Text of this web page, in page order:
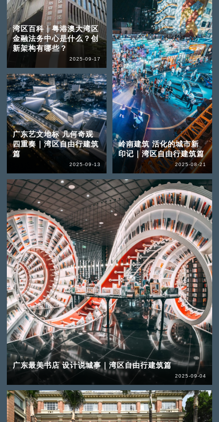
湾区百科｜粤港澳大湾区
金融法务中心是什么？创
新架构有哪些？
2025-09-17
广东艺文地标 几何奇观
四重奏｜湾区自由行建筑
篇
2025-09-13
广东最美书店 设计说城事｜湾区自由行建筑篇
2025-09-04
岭南建筑 活化的城市新
印记｜湾区自由行建筑篇
2025-08-21